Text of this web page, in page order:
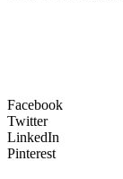
Facebook
Twitter
LinkedIn
Pinterest